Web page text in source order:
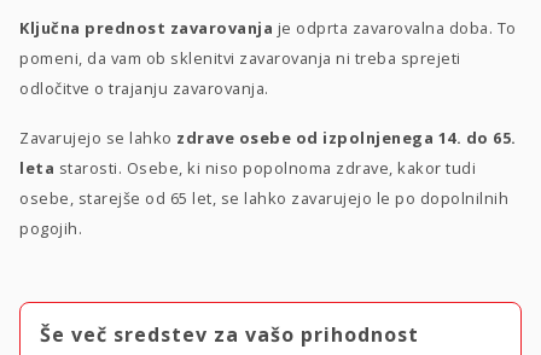
Ključna prednost zavarovanja je odprta zavarovalna doba. To
pomeni, da vam ob sklenitvi zavarovanja ni treba sprejeti
odločitve o trajanju zavarovanja.
Zavarujejo se lahko zdrave osebe od izpolnjenega 14. do 65.
leta starosti. Osebe, ki niso popolnoma zdrave, kakor tudi
osebe, starejše od 65 let, se lahko zavarujejo le po dopolnilnih
pogojih.
Še več sredstev za vašo prihodnost